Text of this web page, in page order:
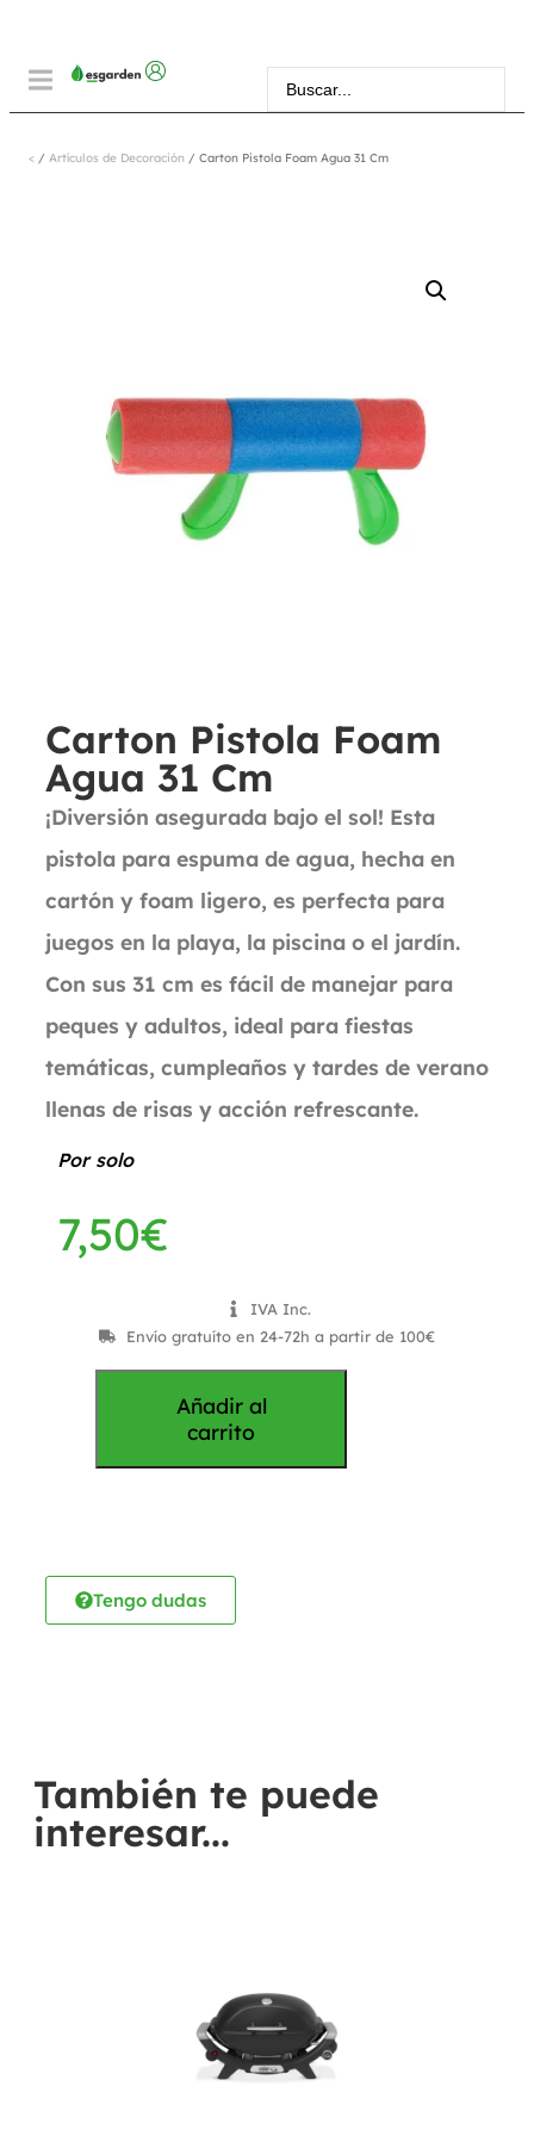
< / Artículos de Decoración / Carton Pistola Foam Agua 31 Cm
Carton Pistola Foam
Agua 31 Cm
¡Diversión asegurada bajo el sol! Esta
pistola para espuma de agua, hecha en
cartón y foam ligero, es perfecta para
juegos en la playa, la piscina o el jardín.
Con sus 31 cm es fácil de manejar para
peques y adultos, ideal para fiestas
temáticas, cumpleaños y tardes de verano
llenas de risas y acción refrescante.
Por solo
7,50€
IVA Inc.
Envío gratuíto en 24-72h a partir de 100€
Añadir al
carrito
Tengo dudas
También te puede
interesar...